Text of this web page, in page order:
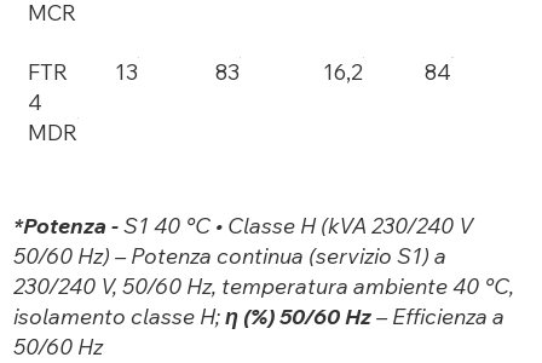
MCR
FTR
4
MDR
13 83 16,2 84
*Potenza -S1 40 °C • Classe H (kVA 230/240 V
50/60 Hz) – Potenza continua (servizio S1) a
230/240 V, 50/60 Hz, temperatura ambiente 40 °C,
isolamento classe H;η (%) 50/60 Hz– Efficienza a
50/60 Hz